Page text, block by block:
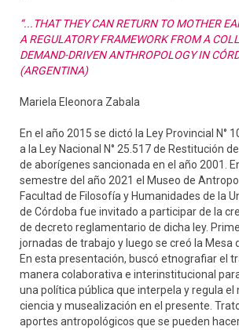
“...THAT THEY CAN RETURN TO MOTHER
A REGULATORY FRAMEWORK FROM A
DEMAND-DRIVEN ANTHROPOLOGY IN
(ARGENTINA)
Mariela Eleonora Zabala
En el año 2015 se dictó la Ley Provincial N°
a la Ley Nacional N° 25.517 de Restitución
de aborígenes sancionada en el año 2001.
semestre del año 2021 el Museo de
Facultad de Filosofía y Humanidades de la
de Córdoba fue invitado a participar de la
de decreto reglamentario de dicha ley.
jornadas de trabajo y luego se creó la Mesa
En esta presentación, buscó etnografiar el
manera colaborativa e interinstitucional
una política pública que interpela y regula el
ciencia y musealización en el presente.
aportes antropológicos que se pueden